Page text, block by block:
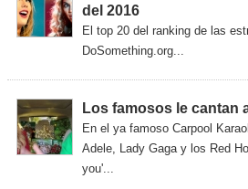
del 2016
El top 20 del ranking de las
DoSomething.org...
Los famosos le cantan
En el ya famoso Carpool
Adele, Lady Gaga y los Red
you'...